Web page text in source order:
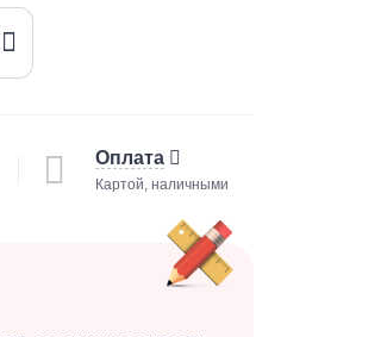
Оплата
Картой, наличными